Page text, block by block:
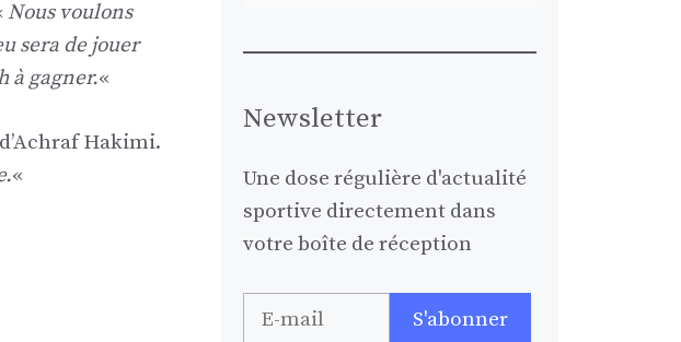
Nous voulons
sera de jouer
à gagner.«
Hakimi.
«
Newsletter
Une dose régulière d'actualité
sportive directement dans
votre boîte de réception